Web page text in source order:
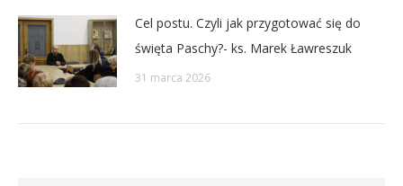
Cel postu. Czyli jak przygotować się do
święta Paschy?- ks. Marek Ławreszuk
31 marca 2026